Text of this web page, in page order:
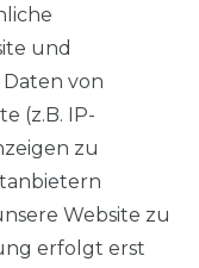
Versandkosten
Casual
mit
Limitlos
und
von
(z.B. IP-
zu
Website zu
erfolgt erst